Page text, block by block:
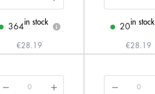
364
in stock
i
€28.19
20
in stock
€28.19